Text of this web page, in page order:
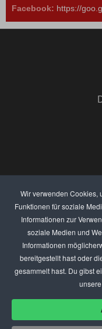
Wir verwenden Cookies,
Funktionen für soziale
Informationen zur
soziale Medien und
Informationen
bereitgestellt hast oder
gesammelt hast. Du gibst
Facebook: https://
DEIN